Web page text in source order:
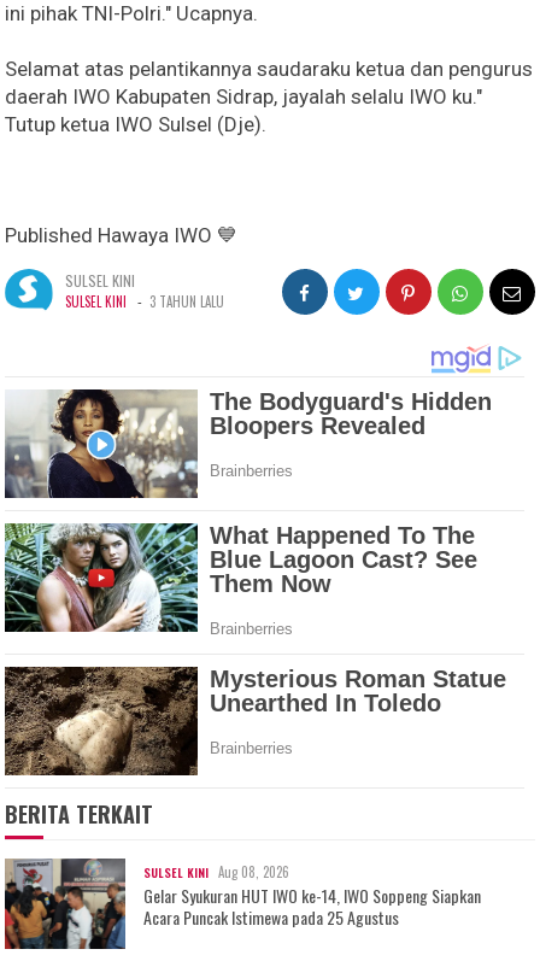
ini pihak TNI-Polri." Ucapnya.
Selamat atas pelantikannya saudaraku ketua dan pengurus
daerah IWO Kabupaten Sidrap, jayalah selalu IWO ku."
Tutup ketua IWO Sulsel (Dje).
Published Hawaya IWO 💙
SULSEL KINI
SULSEL KINI - 3 TAHUN LALU
BERITA TERKAIT
SULSEL KINI Aug 08, 2026
Gelar Syukuran HUT IWO ke-14, IWO Soppeng Siapkan
Acara Puncak Istimewa pada 25 Agustus